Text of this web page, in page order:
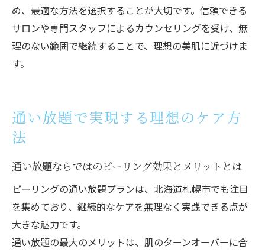
め、最適な方法を選択することが大切です。信頼できる
サロンや専門スタッフによるカウンセリングを受け、無
理のない範囲で継続することで、理想の美肌に近づけま
す。
通い放題で実現する理想のケア方
法
通い放題ならではのピーリング効果とメリットとは
ピーリングの通い放題プランは、北海道札幌市でも注目
を集めており、継続的なケアを無理なく実践できる点が
大きな魅力です。
通い放題の最大のメリットは、肌のターンオーバーに合